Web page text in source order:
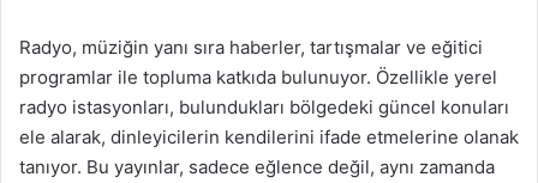
Radyo, müziğin yanı sıra haberler, tartışmalar ve eğitici
programlar ile topluma katkıda bulunuyor. Özellikle yerel
radyo istasyonları, bulundukları bölgedeki güncel konuları
ele alarak, dinleyicilerin kendilerini ifade etmelerine olanak
tanıyor. Bu yayınlar, sadece eğlence değil, aynı zamanda